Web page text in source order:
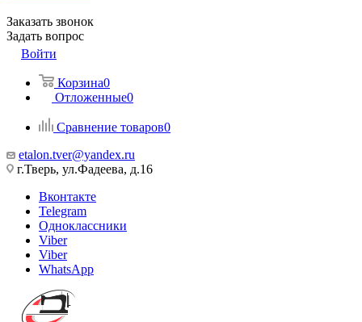
Заказать звонок
Задать вопрос
Войти
Корзина0
Отложенные0
Сравнение товаров0
etalon.tver@yandex.ru
г.Тверь, ул.Фадеева, д.16
Вконтакте
Telegram
Одноклассники
Viber
Viber
WhatsApp